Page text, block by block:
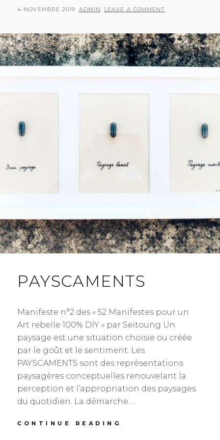
POSTED
4 NOVEMBRE 2019 BY
ADMIN LEAVE A COMMENT
PAYSCAMENTS
Manifeste n°2 des « 52 Manifestes pour un
Art rebelle 100% DIY » par Seitoung Un
paysage est une situation choisie ou créée
par le goût et le sentiment. Les
PAYSCAMENTS sont des représentations
paysagères conceptuelles renouvelant la
perception et l’appropriation des paysages
du quotidien. La démarche …
CONTINUE READING